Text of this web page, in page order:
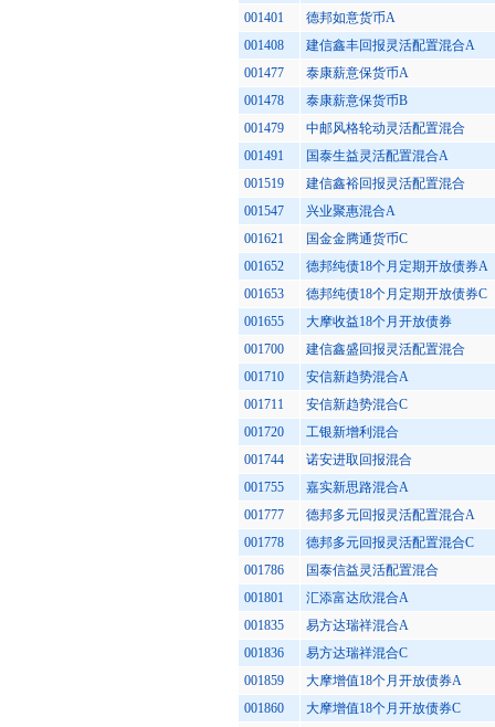
001401
德邦如意货币A
001408
建信鑫丰回报灵活配置混合A
001477
泰康薪意保货币A
001478
泰康薪意保货币B
001479
中邮风格轮动灵活配置混合
001491
国泰生益灵活配置混合A
001519
建信鑫裕回报灵活配置混合
001547
兴业聚惠混合A
001621
国金金腾通货币C
001652
德邦纯债18个月定期开放债券A
001653
德邦纯债18个月定期开放债券C
001655
大摩收益18个月开放债券
001700
建信鑫盛回报灵活配置混合
001710
安信新趋势混合A
001711
安信新趋势混合C
001720
工银新增利混合
001744
诺安进取回报混合
001755
嘉实新思路混合A
001777
德邦多元回报灵活配置混合A
001778
德邦多元回报灵活配置混合C
001786
国泰信益灵活配置混合
001801
汇添富达欣混合A
001835
易方达瑞祥混合A
001836
易方达瑞祥混合C
001859
大摩增值18个月开放债券A
001860
大摩增值18个月开放债券C